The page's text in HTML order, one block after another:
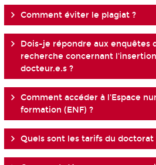
Comment éviter le plagiat ?
Dois-je répondre aux enquêtes
recherche concernant
docteur.e.s ?
Comment accéder à l'Espace
formation (ENF) ?
Quels sont les tarifs du doctorat